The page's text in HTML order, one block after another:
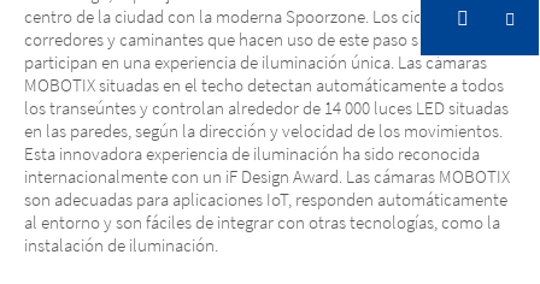
MOBOTIX dirige la experiencia de
iluminación en el pasaje Willem II
WILLEM II-PASSAGE
MOBOTIX dirige la experiencia de
iluminación en el pasaje Willem II
centro de la ciudad con la moderna Spoorzone. Los ciclistas,
corredores y caminantes que hacen uso de este paso subterráneo
participan en una experiencia de iluminación única. Las cámaras
MOBOTIX situadas en el techo detectan automáticamente a todos
los transeúntes y controlan alrededor de 14 000 luces LED situadas
en las paredes, según la dirección y velocidad de los movimientos.
Esta innovadora experiencia de iluminación ha sido reconocida
internacionalmente con un iF Design Award. Las cámaras MOBOTIX
son adecuadas para aplicaciones IoT, responden automáticamente
al entorno y son fáciles de integrar con otras tecnologías, como la
instalación de iluminación.